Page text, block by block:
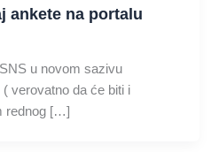
ankete na portalu
u novom sazivu
verovatno da će biti i
rednog […]